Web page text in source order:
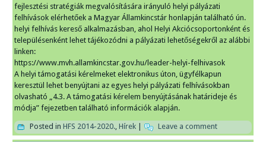
fejlesztési stratégiák megvalósítására irányuló helyi pályázati
felhívások elérhetőek a Magyar Államkincstár honlapján található ún.
helyi felhívás kereső alkalmazásban, ahol Helyi Akciócsoportonként és
településenként lehet tájékozódni a pályázati lehetőségekről az alábbi
linken:
https://www.mvh.allamkincstar.gov.hu/leader-helyi-felhivasok
A helyi támogatási kérelmeket elektronikus úton, ügyfélkapun
keresztül lehet benyújtani az egyes helyi pályázati felhívásokban
olvasható „4.3. A támogatási kérelem benyújtásának határideje és
módja” fejezetben található információk alapján.
Posted in HFS 2014-2020.,Hírek Leave a comment